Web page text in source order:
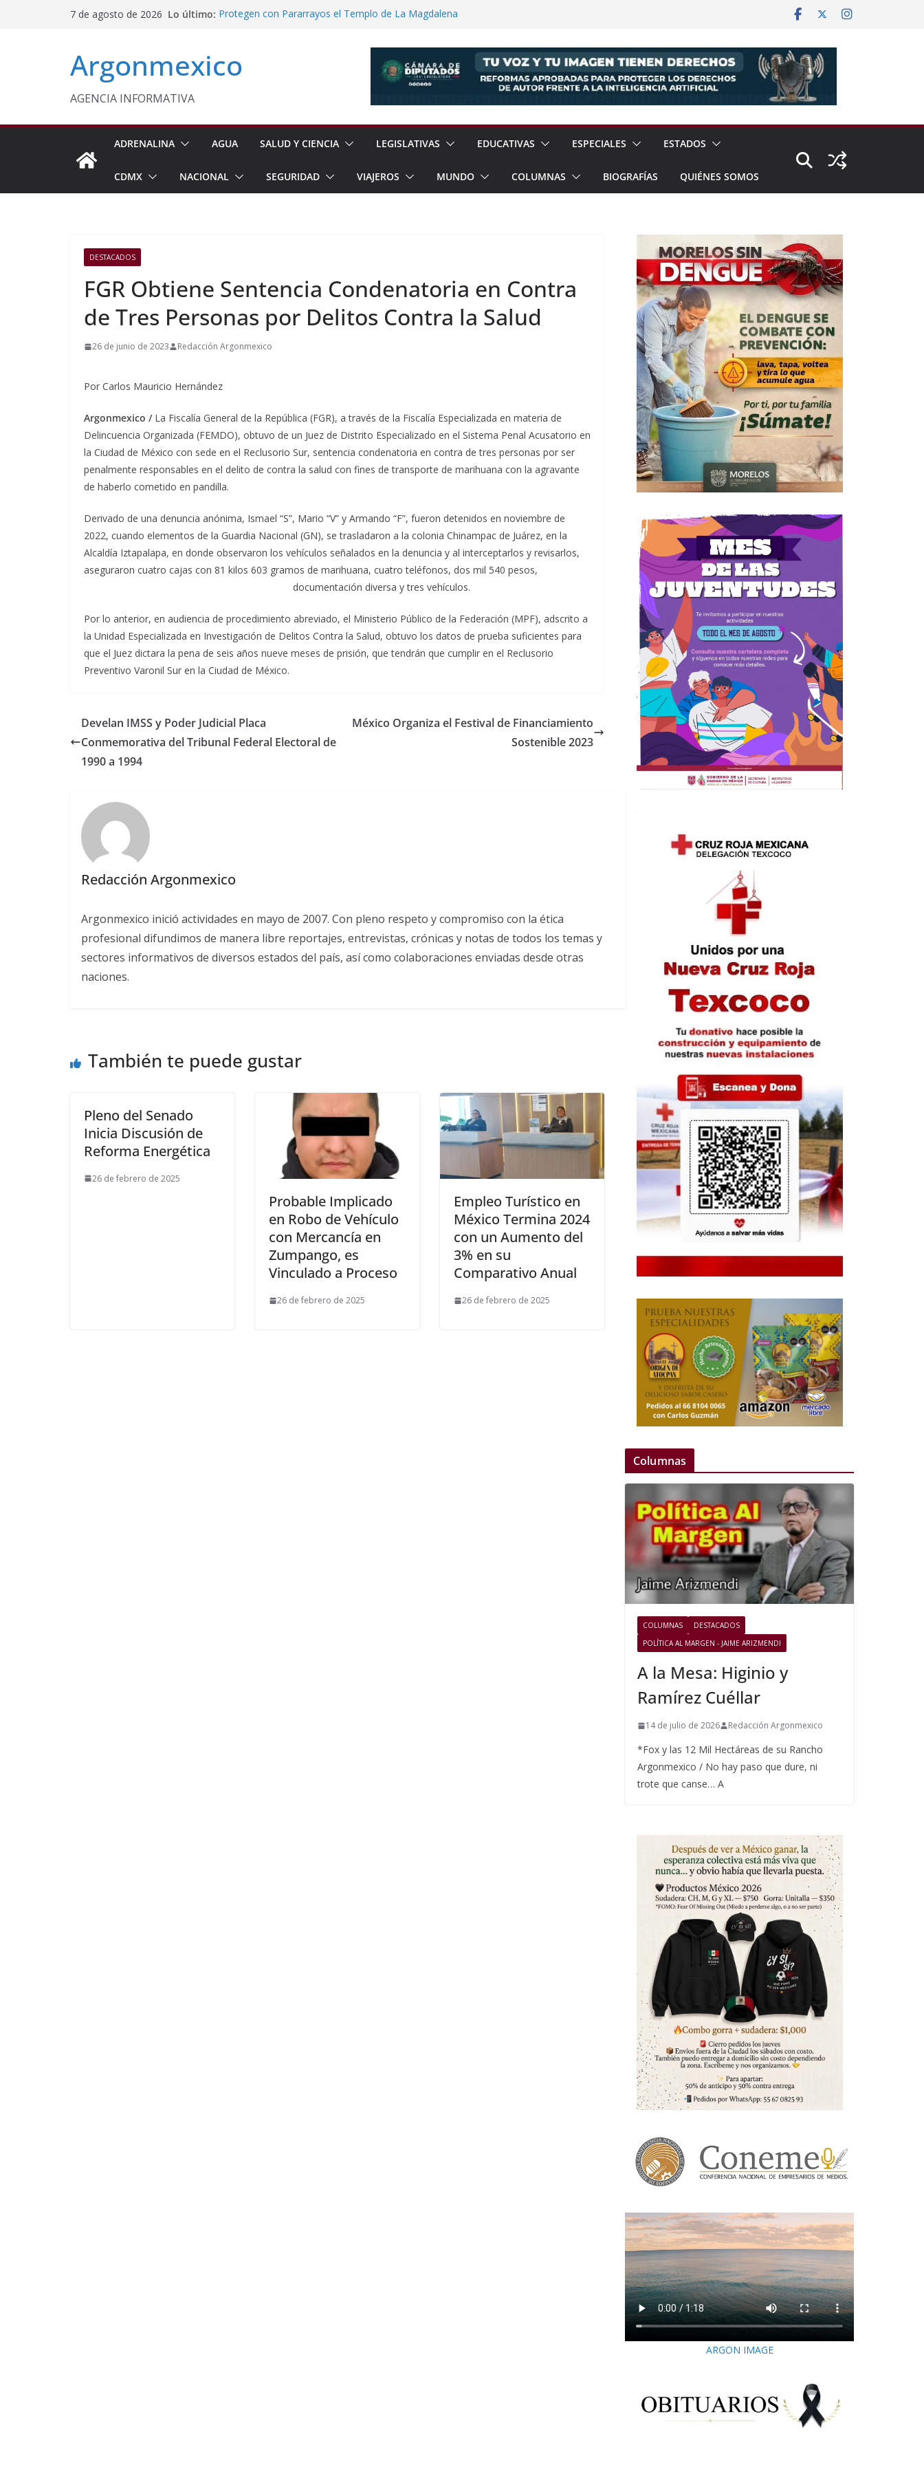
7 de agosto de 2026 Lo último: Protegen con Pararrayos el Templo de La Magdalena
Aprueba Cabildo de Texcoco dos Nuevos Reglamentos Para
Aseguramientos en 15 Estados
Argonmexico
AGENCIA INFORMATIVA
ADRENALINA AGUA SALUD Y CIENCIA LEGISLATIVAS EDUCATIVAS ESPECIALES ESTADOS
CDMX NACIONAL SEGURIDAD VIAJEROS MUNDO COLUMNAS BIOGRAFÍAS QUIÉNES SOMOS
DESTACADOS
FGR Obtiene Sentencia Condenatoria en Contra
de Tres Personas por Delitos Contra la Salud
26 de junio de 2023 Redacción Argonmexico
Por Carlos Mauricio Hernández
Argonmexico / La Fiscalía General de la República (FGR), a través de la Fiscalía Especializada en materia de
Delincuencia Organizada (FEMDO), obtuvo de un Juez de Distrito Especializado en el Sistema Penal Acusatorio en
la Ciudad de México con sede en el Reclusorio Sur, sentencia condenatoria en contra de tres personas por ser
penalmente responsables en el delito de contra la salud con fines de transporte de marihuana con la agravante
de haberlo cometido en pandilla.
Derivado de una denuncia anónima, Ismael “S”, Mario “V” y Armando “F”, fueron detenidos en noviembre de
2022, cuando elementos de la Guardia Nacional (GN), se trasladaron a la colonia Chinampac de Juárez, en la
Alcaldía Iztapalapa, en donde observaron los vehículos señalados en la denuncia y al interceptarlos y revisarlos,
aseguraron cuatro cajas con 81 kilos 603 gramos de marihuana, cuatro teléfonos, dos mil 540 pesos,
documentación diversa y tres vehículos.
Por lo anterior, en audiencia de procedimiento abreviado, el Ministerio Público de la Federación (MPF), adscrito a
la Unidad Especializada en Investigación de Delitos Contra la Salud, obtuvo los datos de prueba suficientes para
que el Juez dictara la pena de seis años nueve meses de prisión, que tendrán que cumplir en el Reclusorio
Preventivo Varonil Sur en la Ciudad de México.
Develan IMSS y Poder Judicial Placa
Conmemorativa del Tribunal Federal Electoral de
1990 a 1994
México Organiza el Festival de Financiamiento
Sostenible 2023
Redacción Argonmexico
Argonmexico inició actividades en mayo de 2007. Con pleno respeto y compromiso con la ética
profesional difundimos de manera libre reportajes, entrevistas, crónicas y notas de todos los temas y
sectores informativos de diversos estados del país, así como colaboraciones enviadas desde otras
naciones.
También te puede gustar
Pleno del Senado
Inicia Discusión de
Reforma Energética
26 de febrero de 2025
Probable Implicado
en Robo de Vehículo
con Mercancía en
Zumpango, es
Vinculado a Proceso
26 de febrero de 2025
Empleo Turístico en
México Termina 2024
con un Aumento del
3% en su
Comparativo Anual
26 de febrero de 2025
Columnas
COLUMNAS
DESTACADOS
POLÍTICA AL MARGEN - JAIME ARIZMENDI
A la Mesa: Higinio y
Ramírez Cuéllar
14 de julio de 2026 Redacción Argonmexico
*Fox y las 12 Mil Hectáreas de su Rancho
Argonmexico / No hay paso que dure, ni
trote que canse… A
ARGON IMAGE